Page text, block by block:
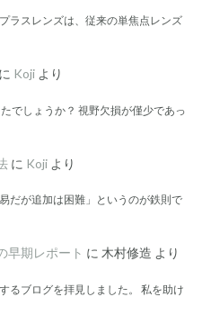
ラスレンズは、従来の単焦点レンズ
に Kojiより
でしょうか？ 視野欠損が僅少であっ
に Kojiより
だが追加は困難」というのが鉄則で
早期レポート に 木村修造 より
るブログを拝見しました。 私を助け